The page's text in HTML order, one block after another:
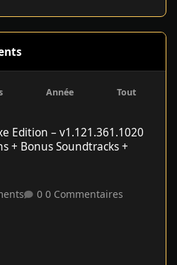
Année Tout
Edition – v1.121.361.1020
+ Bonus Soundtracks +
0 Commentaires